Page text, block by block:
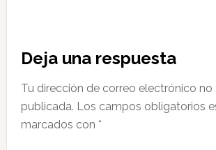
Interacciones
con
los
lectores
Deja una respuesta
Tu dirección de correo electrónico no
publicada. Los campos obligatorios
marcados con *